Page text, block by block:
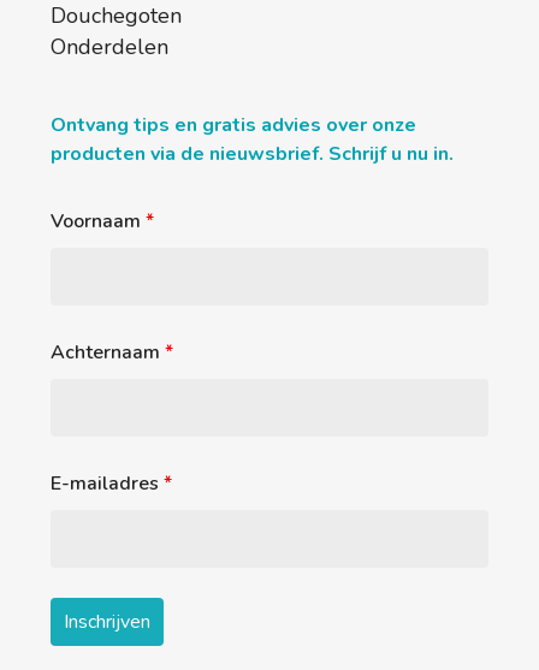
Douchegoten
Onderdelen
Ontvang tips en gratis advies over onze
producten via de nieuwsbrief. Schrijf u nu in.
Voornaam *
Achternaam *
E-mailadres *